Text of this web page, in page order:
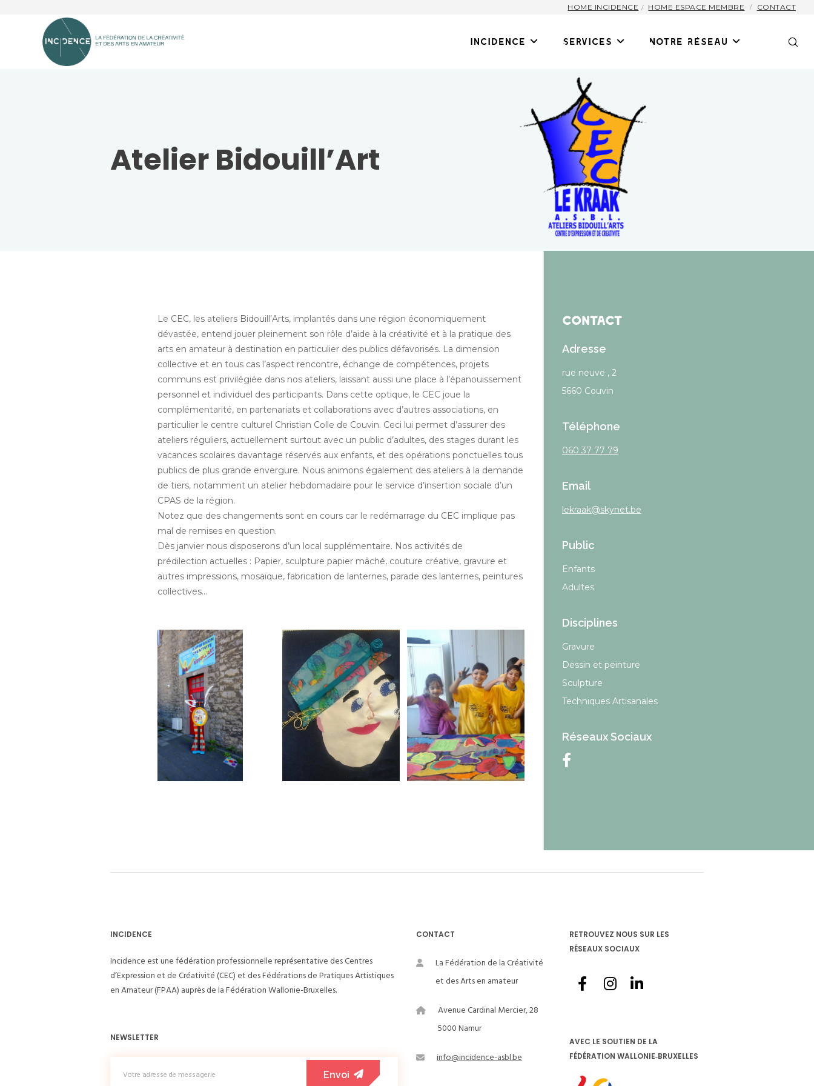
HOME INCIDENCE HOME ESPACE MEMBRE CONTACT
Incidence Services Notre Réseau
Atelier Bidouill’Art
Le CEC, les ateliers Bidouill’Arts, implantés dans une région économiquement
dévastée, entend jouer pleinement son rôle d’aide à la créativité et à la pratique des
arts en amateur à destination en particulier des publics défavorisés. La dimension
collective et en tous cas l’aspect rencontre, échange de compétences, projets
communs est privilégiée dans nos ateliers, laissant aussi une place à l’épanouissement
personnel et individuel des participants. Dans cette optique, le CEC joue la
complémentarité, en partenariats et collaborations avec d’autres associations, en
particulier le centre culturel Christian Colle de Couvin. Ceci lui permet d’assurer des
ateliers réguliers, actuellement surtout avec un public d’adultes, des stages durant les
vacances scolaires davantage réservés aux enfants, et des opérations ponctuelles tous
publics de plus grande envergure. Nous animons également des ateliers à la demande
de tiers, notamment un atelier hebdomadaire pour le service d’insertion sociale d’un
CPAS de la région.
Notez que des changements sont en cours car le redémarrage du CEC implique pas
mal de remises en question.
Dès janvier nous disposerons d’un local supplémentaire. Nos activités de
prédilection actuelles : Papier, sculpture papier mâché, couture créative, gravure et
autres impressions, mosaïque, fabrication de lanternes, parade des lanternes, peintures
collectives…
Contact
Adresse
rue neuve , 2
5660 Couvin
Téléphone
060 37 77 79
Email
lekraak@skynet.be
Public
Enfants
Adultes
Disciplines
Gravure
Dessin et peinture
Sculpture
Techniques Artisanales
Réseaux Sociaux
INCIDENCE
Incidence est une fédération professionnelle représentative des Centres
d’Expression et de Créativité (CEC) et des Fédérations de Pratiques Artistiques
en Amateur (FPAA) auprès de la Fédération Wallonie-Bruxelles.
NEWSLETTER
CONTACT
La Fédération de la Créativité
et des Arts en amateur
Avenue Cardinal Mercier, 28
5000 Namur
info@incidence-asbl.be
RETROUVEZ NOUS SUR LES
RÉSEAUX SOCIAUX
AVEC LE SOUTIEN DE LA
FÉDÉRATION WALLONIE‐BRUXELLES